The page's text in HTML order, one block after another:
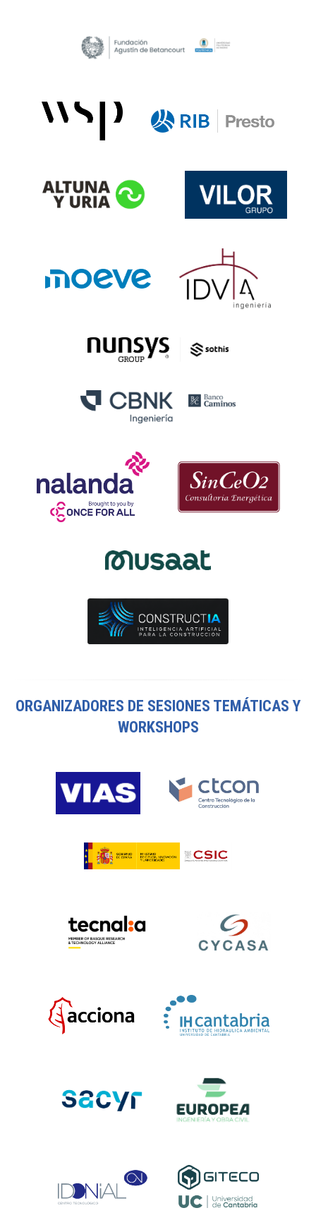
ORGANIZADORES DE SESIONES TEMÁTICAS Y
WORKSHOPS